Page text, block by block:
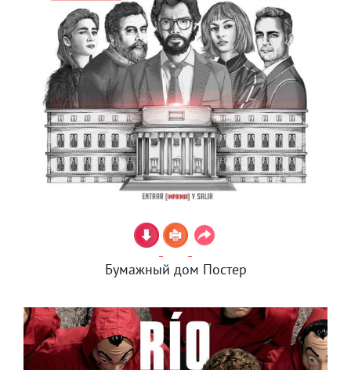
Бумажный дом Постер